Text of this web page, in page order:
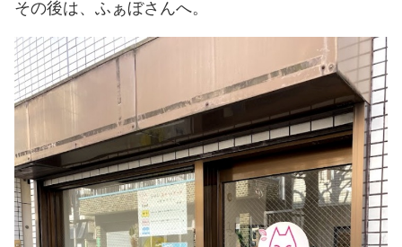
その後は、ふぁぼさんへ。